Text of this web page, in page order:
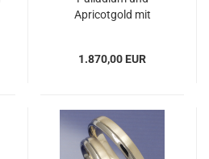
Apricotgold mit
1.870,00 EUR